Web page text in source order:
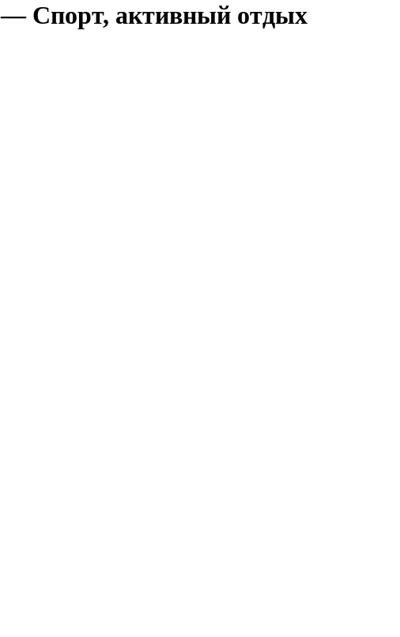
— Спорт, активный отдых